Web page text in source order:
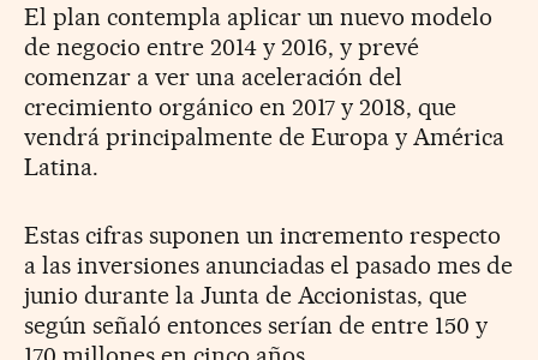
El plan contempla aplicar un nuevo modelo
de negocio entre 2014 y 2016, y prevé
comenzar a ver una aceleración del
crecimiento orgánico en 2017 y 2018, que
vendrá principalmente de Europa y América
Latina.
Estas cifras suponen un incremento respecto
a las inversiones anunciadas el pasado mes de
junio durante la Junta de Accionistas, que
según señaló entonces serían de entre 150 y